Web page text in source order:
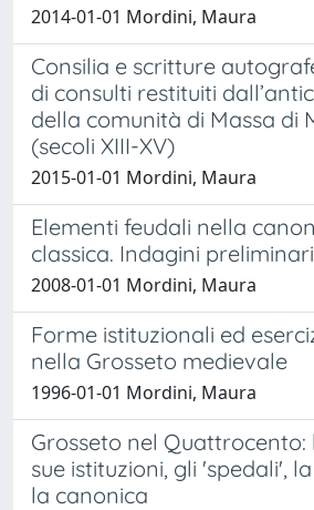
2014-01-01 Mordini, Maura
Consilia e scritture
di consulti restituiti
della comunità di Massa di
(secoli XIII-XV)
2015-01-01 Mordini, Maura
Elementi feudali nella
classica. Indagini preliminari
2008-01-01 Mordini, Maura
Forme istituzionali ed
nella Grosseto medievale
1996-01-01 Mordini, Maura
Grosseto nel Quattrocento:
sue istituzioni, gli 'spedali',
la canonica